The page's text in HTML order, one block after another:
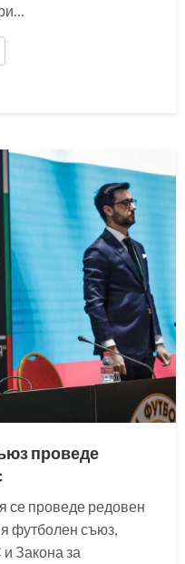
проведе
се проведе редовен
футболен съюз,
Закона за